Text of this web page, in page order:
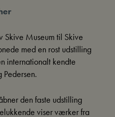
Skive Museum til Skive
med en rost udstilling
internationalt kendte
den faste udstilling
viser værker fra